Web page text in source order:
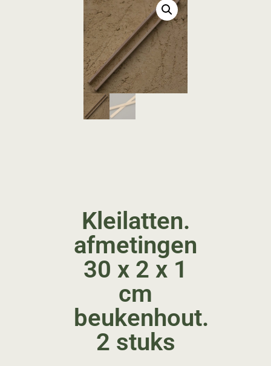
Kleilatten.
afmetingen
30 x 2 x 1
cm
beukenhout.
2 stuks